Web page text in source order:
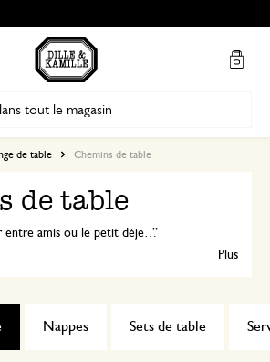
de table Chemins de table
de table
à votre table une atmosphère particulière en un rien de temps. Ils sont également parfaits en combinaison avec nos serviettes de table et nos nappes.
Plus
Nappes Sets de table